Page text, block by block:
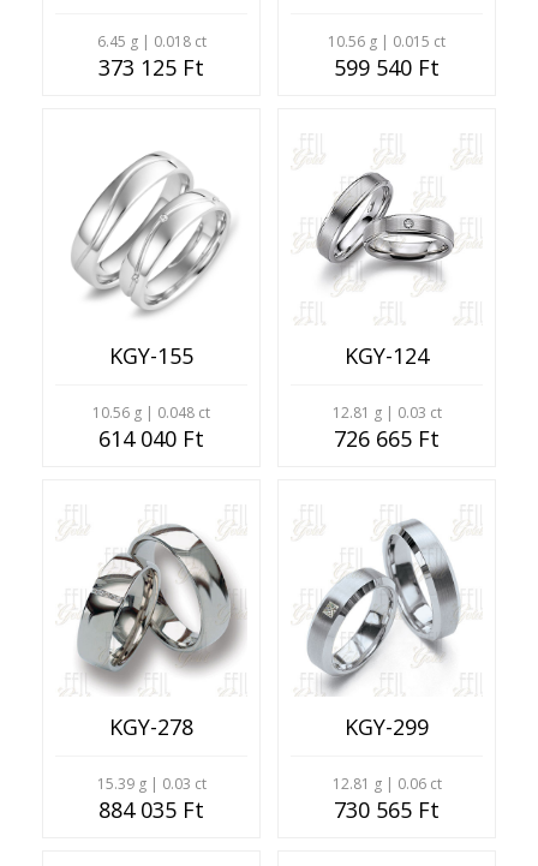
6.45 g | 0.018 ct
373 125 Ft
10.56 g | 0.015 ct
599 540 Ft
KGY-155
10.56 g | 0.048 ct
614 040 Ft
KGY-124
12.81 g | 0.03 ct
726 665 Ft
KGY-278
15.39 g | 0.03 ct
884 035 Ft
KGY-299
12.81 g | 0.06 ct
730 565 Ft